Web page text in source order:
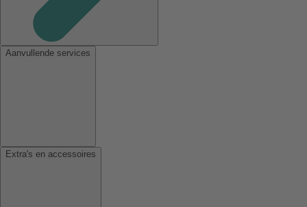
Aanvullende services
Extra's en accessoires